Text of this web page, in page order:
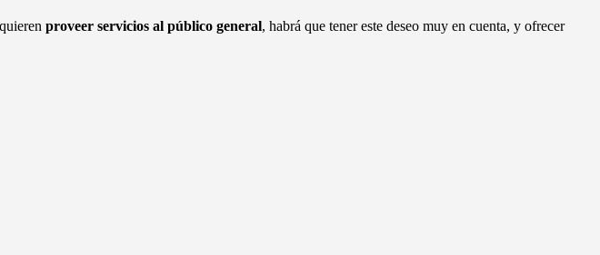
proveer servicios al público general, habrá que tener este deseo muy en cuenta, y ofrecer